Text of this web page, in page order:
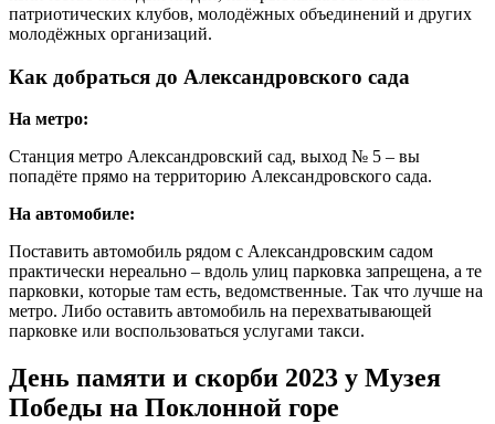
патриотических клубов, молодёжных объединений и других
молодёжных организаций.
Как добраться до Александровского сада
На метро:
Станция метро Александровский сад, выход № 5 – вы
попадёте прямо на территорию Александровского сада.
На автомобиле:
Поставить автомобиль рядом с Александровским садом
практически нереально – вдоль улиц парковка запрещена, а те
парковки, которые там есть, ведомственные. Так что лучше на
метро. Либо оставить автомобиль на перехватывающей
парковке или воспользоваться услугами такси.
День памяти и скорби 2023 у Музея
Победы на Поклонной горе